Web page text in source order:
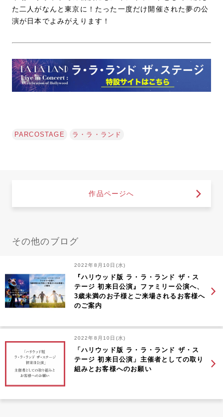
た二人がなんと東京に！たった一度だけ開催された夢の公
演が日本でよみがえります！
PARCOSTAGE ラ・ラ・ランド
作品ページへ
その他のブログ
2022年8月10日(水)
『ハリウッド版 ラ・ラ・ランド ザ・ス
テージ 初来日公演』ファミリー公演へ、
3歳未満のお子様とご来場されるお客様へ
のご案内
2022年8月10日(水)
「ハリウッド版 ラ・ラ・ランド ザ・ス
テージ 初来日公演」主催者としての取り
組みとお客様へのお願い